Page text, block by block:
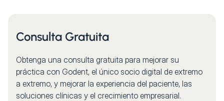
Consulta Gratuita
Obtenga una consulta gratuita para mejorar su
práctica con Godent, el único socio digital de extremo
a extremo, y mejorar la experiencia del paciente, las
soluciones clínicas y el crecimiento empresarial.